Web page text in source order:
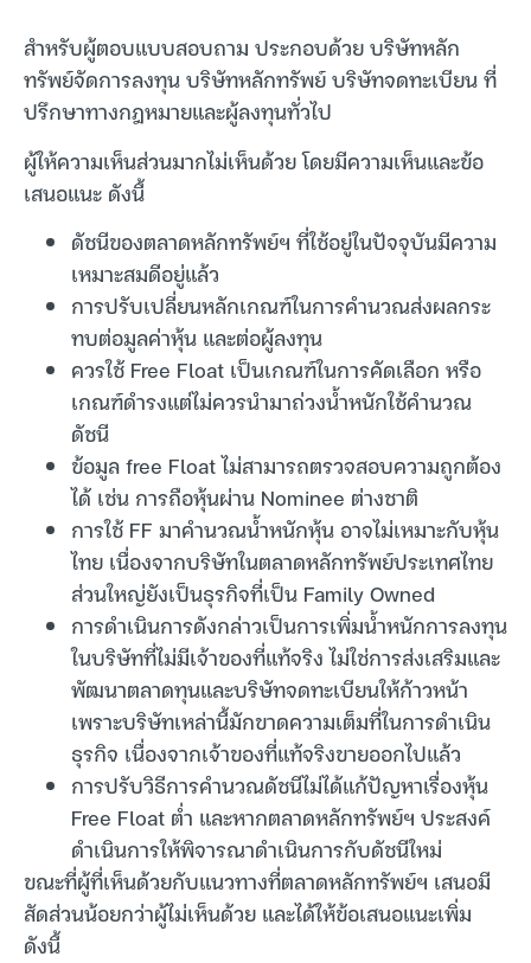
สำหรับผู้ตอบแบบสอบถาม ประกอบด้วย บริษัทหลัก
ทรัพย์จัดการลงทุน บริษัทหลักทรัพย์ บริษัทจดทะเบียน ที่
ปรึกษาทางกฎหมายและผู้ลงทุนทั่วไป
ผู้ให้ความเห็นส่วนมากไม่เห็นด้วย โดยมีความเห็นและข้อ
เสนอแนะ ดังนี้
ดัชนีของตลาดหลักทรัพย์ฯ ที่ใช้อยู่ในปัจจุบันมีความ
เหมาะสมดีอยู่แล้ว
การปรับเปลี่ยนหลักเกณฑ์ในการคำนวณส่งผลกระ
ทบต่อมูลค่าหุ้น และต่อผู้ลงทุน
ควรใช้ Free Float เป็นเกณฑ์ในการคัดเลือก หรือ
เกณฑ์ดำรงแต่ไม่ควรนำมาถ่วงน้ำหนักใช้คำนวณ
ดัชนี
ข้อมูล free Float ไม่สามารถตรวจสอบความถูกต้อง
ได้ เช่น การถือหุ้นผ่าน Nominee ต่างชาติ
การใช้ FF มาคำนวณน้ำหนักหุ้น อาจไม่เหมาะกับหุ้น
ไทย เนื่องจากบริษัทในตลาดหลักทรัพย์ประเทศไทย
ส่วนใหญ่ยังเป็นธุรกิจที่เป็น Family Owned
การดำเนินการดังกล่าวเป็นการเพิ่มน้ำหนักการลงทุน
ในบริษัทที่ไม่มีเจ้าของที่แท้จริง ไม่ใช่การส่งเสริมและ
พัฒนาตลาดทุนและบริษัทจดทะเบียนให้ก้าวหน้า
เพราะบริษัทเหล่านี้มักขาดความเต็มที่ในการดำเนิน
ธุรกิจ เนื่องจากเจ้าของที่แท้จริงขายออกไปแล้ว
การปรับวิธีการคำนวณดัชนีไม่ได้แก้ปัญหาเรื่องหุ้น
Free Float ต่ำ และหากตลาดหลักทรัพย์ฯ ประสงค์
ดำเนินการให้พิจารณาดำเนินการกับดัชนีใหม่
ขณะที่ผู้ที่เห็นด้วยกับแนวทางที่ตลาดหลักทรัพย์ฯ เสนอมี
สัดส่วนน้อยกว่าผู้ไม่เห็นด้วย และได้ให้ข้อเสนอแนะเพิ่ม
ดังนี้